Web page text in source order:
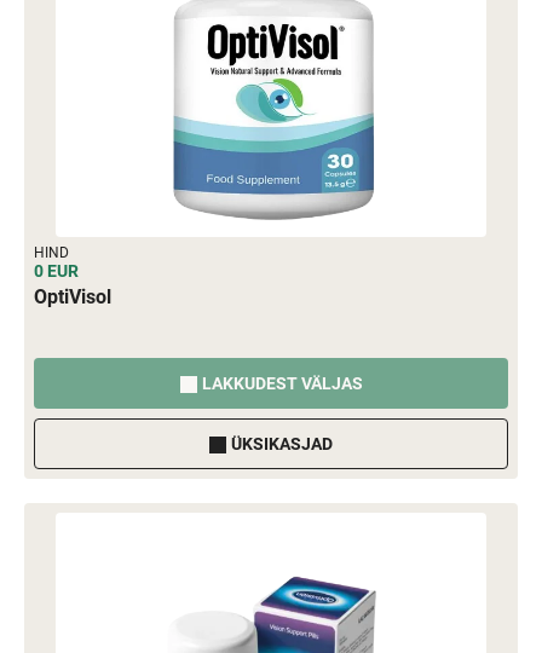
HIND
0 EUR
OptiVisol
LAKKUDEST VÄLJAS
ÜKSIKASJAD